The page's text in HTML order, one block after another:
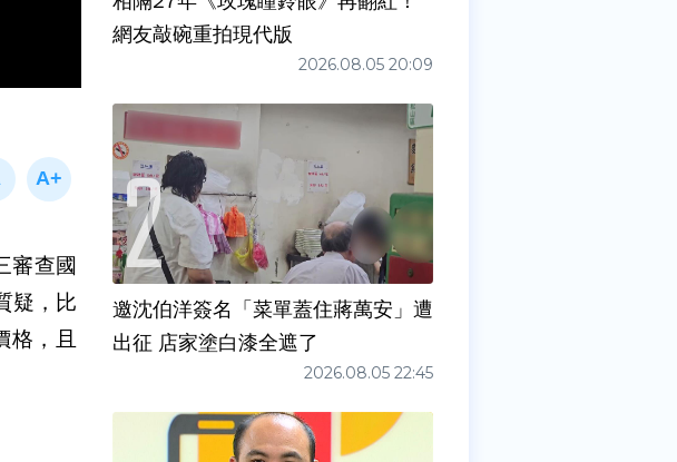
審查國
疑，比
，且
網友敲碗重拍現代版
2026.08.05 20:09
邀沈伯洋簽名「菜單蓋住蔣萬安」遭
出征 店家塗白漆全遮了
2026.08.05 22:45